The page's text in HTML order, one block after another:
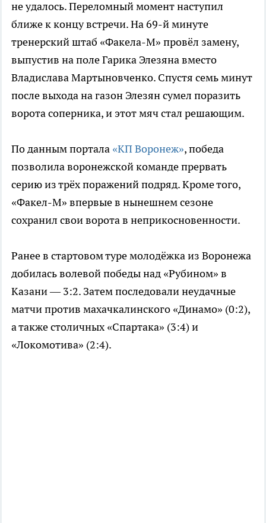
не удалось. Переломный момент наступил
ближе к концу встречи. На 69-й минуте
тренерский штаб «Факела-М» провёл замену,
выпустив на поле Гарика Элезяна вместо
Владислава Мартыновченко. Спустя семь минут
после выхода на газон Элезян сумел поразить
ворота соперника, и этот мяч стал решающим.
По данным портала «КП Воронеж», победа
позволила воронежской команде прервать
серию из трёх поражений подряд. Кроме того,
«Факел-М» впервые в нынешнем сезоне
сохранил свои ворота в неприкосновенности.
Ранее в стартовом туре молодёжка из Воронежа
добилась волевой победы над «Рубином» в
Казани — 3:2. Затем последовали неудачные
матчи против махачкалинского «Динамо» (0:2),
а также столичных «Спартака» (3:4) и
«Локомотива» (2:4).